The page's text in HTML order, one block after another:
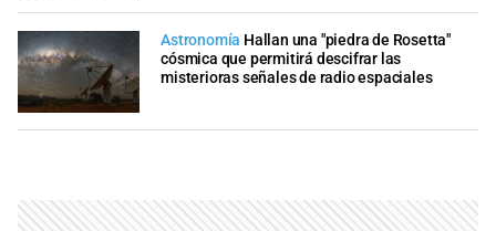
Astronomía Hallan una "piedra de Rosetta"
cósmica que permitirá descifrar las
misterioras señales de radio espaciales